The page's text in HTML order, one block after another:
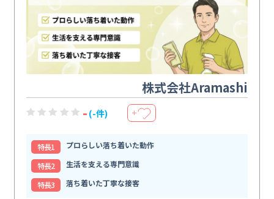
株式会社Aramashi
- (-件) ＋
特⻑1
プロらしい落ち着いた動作
特⻑2
生活を支える専門意識
特⻑3
落ち着いた丁寧な接客